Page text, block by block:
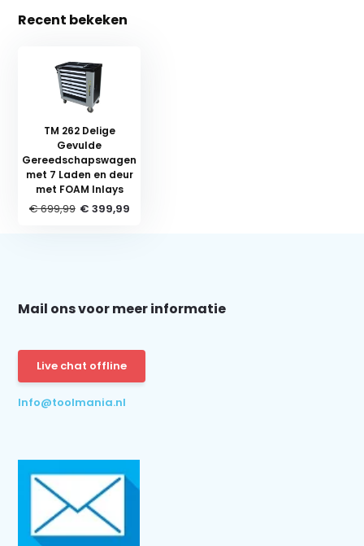
Recent bekeken
TM 262 Delige
Gevulde
Gereedschapswagen
met 7 Laden en deur
met FOAM Inlays
€ 699,99 € 399,99
Mail ons voor meer informatie
Live chat offline
Info@toolmania.nl
Schrijf je in voor onze nieuwsbrief:
* Lees hier de wettelijke beperkingen